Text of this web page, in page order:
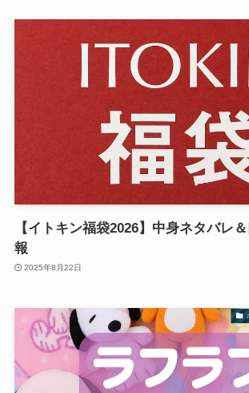
【イトキン福袋2026】中身ネタバレ
報
2025年8月22日